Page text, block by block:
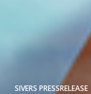
SIVERS PRESSRELEASE